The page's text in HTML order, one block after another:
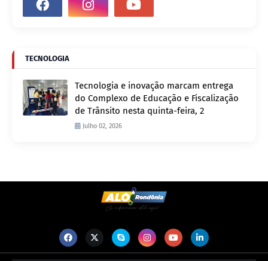
TECNOLOGIA
Tecnologia e inovação marcam entrega
do Complexo de Educação e Fiscalização
de Trânsito nesta quinta-feira, 2
Julho 02, 2026